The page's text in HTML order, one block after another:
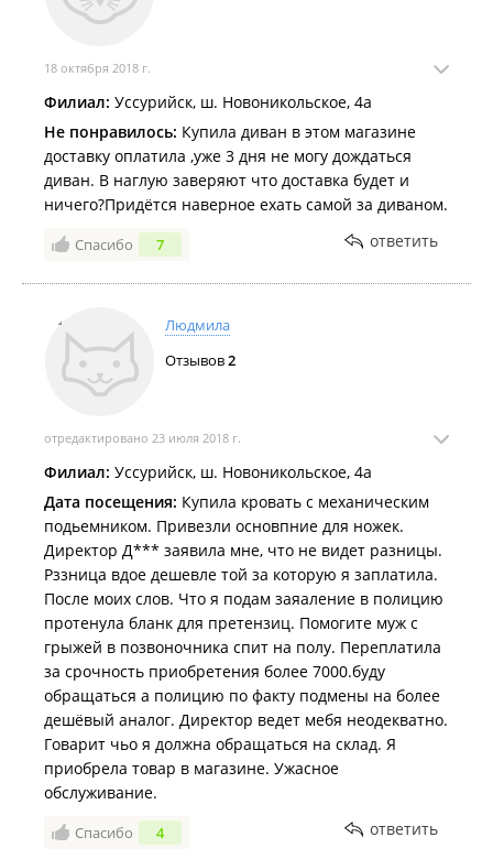
18 октября 2018 г.
Филиал: Уссурийск, ш. Новоникольское, 4а
Не понравилось: Купила диван в этом магазине
доставку оплатила ,уже 3 дня не могу дождаться
диван. В наглую заверяют что доставка будет и
ничего?Придётся наверное ехать самой за диваном.
Спасибо 7 ответить
Людмила
Отзывов2
отредактировано 23 июля 2018 г.
Филиал: Уссурийск, ш. Новоникольское, 4а
Дата посещения: Купила кровать с механическим
подьемником. Привезли основпние для ножек.
Директор Д*** заявила мне, что не видет разницы.
Рззница вдое дешевле той за которую я заплатила.
После моих слов. Что я подам заяаление в полицию
протенула бланк для претензиц. Помогите муж с
грыжей в позвоночника спит на полу. Переплатила
за срочность приобретения более 7000.буду
обращаться а полицию по факту подмены на более
дешёвый аналог. Директор ведет мебя неодекватно.
Говарит чьо я должна обращаться на склад. Я
приобрела товар в магазине. Ужасное
обслуживание.
Спасибо 4 ответить